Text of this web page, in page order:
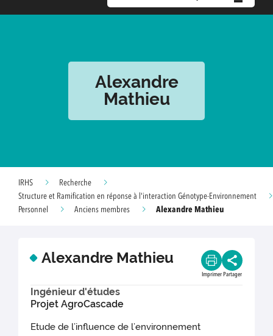
Alexandre
Mathieu
IRHS
Recherche
Structure et Ramification en réponse à l'interaction Génotype-Environnement
Personnel
Anciens membres Alexandre Mathieu
Alexandre Mathieu
Imprimer Partager
Ingénieur d'études
Projet AgroCascade
Etude de l’influence de l’environnement